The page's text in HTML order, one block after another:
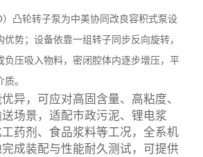
凸轮转子泵为中美协同改良容积式泵设
势；设备依靠一组转子同步反向旋转，
负压吸入物料，密闭腔体内逐步增压，平
。
异，可应对高固含量、高粘度、
场景，适配市政污泥、锂电浆
药剂、食品浆料等工况，全系机
成装配与性能耐久测试，可提供